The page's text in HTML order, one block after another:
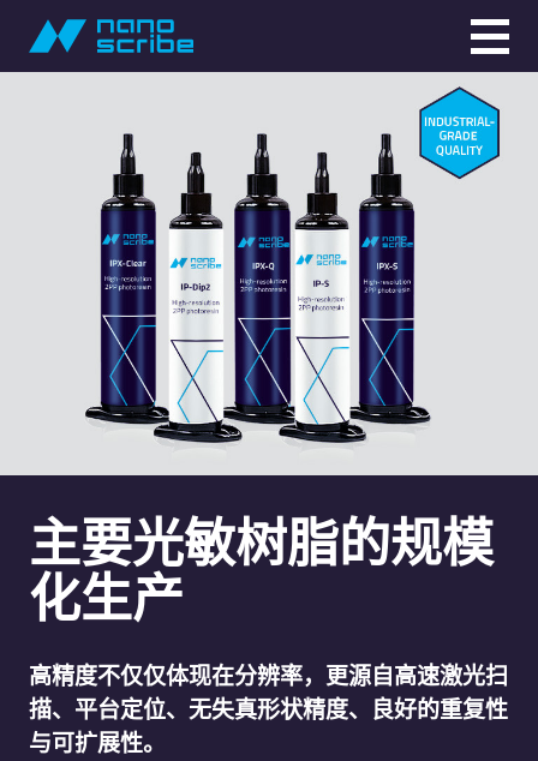
主要光敏树脂的规模
化生产
高精度不仅仅体现在分辨率，更源自高速激光扫
描、平台定位、无失真形状精度、良好的重复性
与可扩展性。